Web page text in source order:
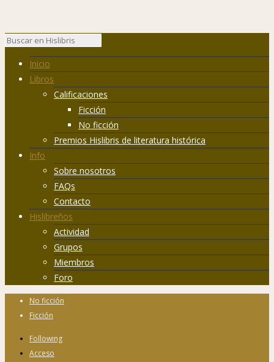
Inicio
Libros
Calificaciones
Ficción
No ficción
Premios Hislibris de literatura histórica
Info
Sobre nosotros
FAQs
Contacto
Hislibreños
Actividad
Grupos
Miembros
Foro
No ficción
Ficción
Following
Acceso